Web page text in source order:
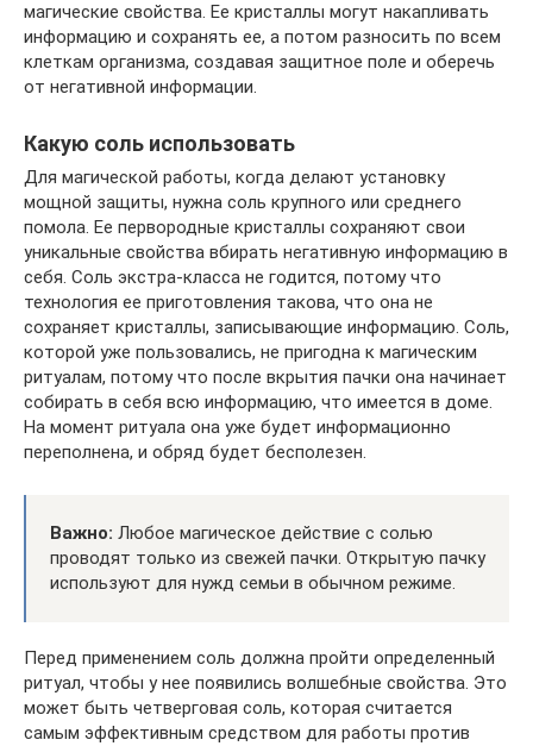
магические свойства. Ее кристаллы могут накапливать
информацию и сохранять ее, а потом разносить по всем
клеткам организма, создавая защитное поле и оберечь
от негативной информации.
Какую соль использовать
Для магической работы, когда делают установку
мощной защиты, нужна соль крупного или среднего
помола. Ее первородные кристаллы сохраняют свои
уникальные свойства вбирать негативную информацию в
себя. Соль экстра-класса не годится, потому что
технология ее приготовления такова, что она не
сохраняет кристаллы, записывающие информацию. Соль,
которой уже пользовались, не пригодна к магическим
ритуалам, потому что после вкрытия пачки она начинает
собирать в себя всю информацию, что имеется в доме.
На момент ритуала она уже будет информационно
переполнена, и обряд будет бесполезен.
Важно: Любое магическое действие с солью
проводят только из свежей пачки. Открытую пачку
используют для нужд семьи в обычном режиме.
Перед применением соль должна пройти определенный
ритуал, чтобы у нее появились волшебные свойства. Это
может быть четверговая соль, которая считается
самым эффективным средством для работы против